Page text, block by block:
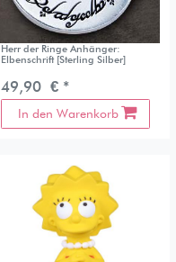
Herr der Ringe Anhänger:
Elbenschrift [Sterling Silber]
49,90 € *
In den Warenkorb